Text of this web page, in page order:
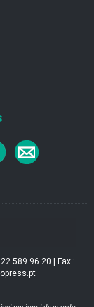
589 96 20 | Fax :